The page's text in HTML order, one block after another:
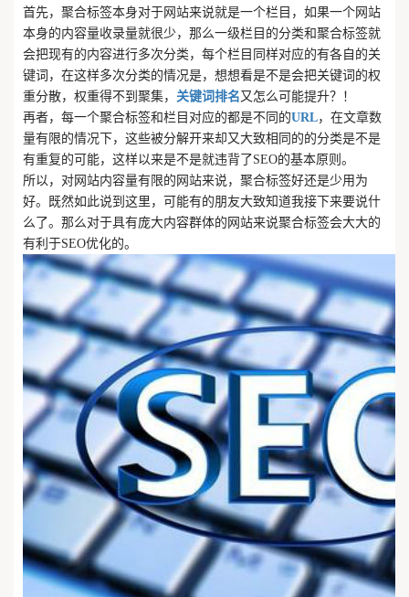
首先，聚合标签本身对于网站来说就是一个栏目，如果一个网站
本身的内容量收录量就很少，那么一级栏目的分类和聚合标签就
会把现有的内容进行多次分类，每个栏目同样对应的有各自的关
键词，在这样多次分类的情况是，想想看是不是会把关键词的权
重分散，权重得不到聚集， 关键词排名又怎么可能提升？！
再者，每一个聚合标签和栏目对应的都是不同的URL，在文章数
量有限的情况下，这些被分解开来却又大致相同的的分类是不是
有重复的可能，这样以来是不是就违背了SEO的基本原则。
所以，对网站内容量有限的网站来说，聚合标签好还是少用为
好。既然如此说到这里，可能有的朋友大致知道我接下来要说什
么了。那么对于具有庞大内容群体的网站来说聚合标签会大大的
有利于SEO优化的。